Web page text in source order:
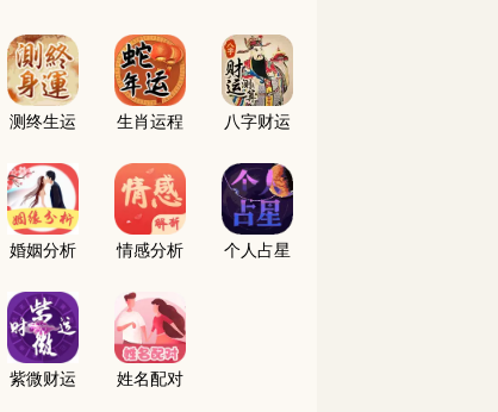
测终生运 生肖运程 八字财运
婚姻分析 情感分析 个人占星
紫微财运 姓名配对